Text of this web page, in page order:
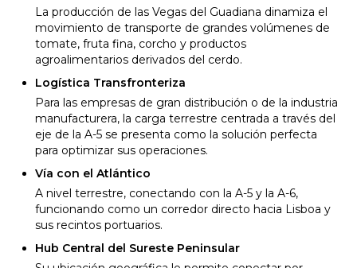
La producción de las Vegas del Guadiana dinamiza el
movimiento de transporte de grandes volúmenes de
tomate, fruta fina, corcho y productos
agroalimentarios derivados del cerdo.
Logística Transfronteriza
Para las empresas de gran distribución o de la industria
manufacturera, la carga terrestre centrada a través del
eje de la A-5 se presenta como la solución perfecta
para optimizar sus operaciones.
Vía con el Atlántico
A nivel terrestre, conectando con la A-5 y la A-6,
funcionando como un corredor directo hacia Lisboa y
sus recintos portuarios.
Hub Central del Sureste Peninsular